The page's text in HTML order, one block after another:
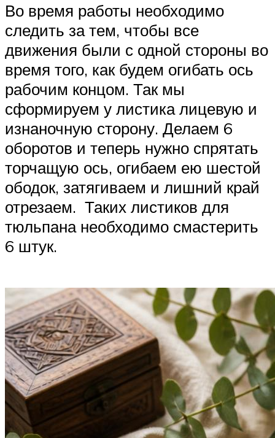
Во время работы необходимо
следить за тем, чтобы все
движения были с одной стороны во
время того, как будем огибать ось
рабочим концом. Так мы
сформируем у листика лицевую и
изнаночную сторону. Делаем 6
оборотов и теперь нужно спрятать
торчащую ось, огибаем ею шестой
ободок, затягиваем и лишний край
отрезаем. Таких листиков для
тюльпана необходимо смастерить
6 штук.